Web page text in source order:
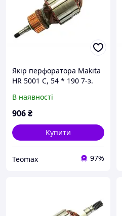
Якір перфоратора Makita
HR 5001 C, 54 * 190 7-з.
В наявності
906₴
Купити
Teomax 97%